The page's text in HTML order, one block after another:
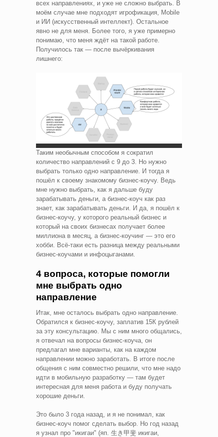
всех направлениях, и уже не сложно выбрать. В
моём случае мне подходят игрофикация, Mobile
и ИИ (искусственный интеллект). Остальное
явно не для меня. Более того, я уже примерно
понимаю, что меня ждёт на такой работе.
Получилось так — после вычёркивания
лишнего:
Таким необычным способом я сократил
количество направлений с 9 до 3. Но нужно
выбрать только одно направление. И тогда я
пошёл к своему знакомому бизнес-коучу. Ведь
мне нужно выбрать, как я дальше буду
зарабатывать деньги, а бизнес-коуч как раз
знает, как зарабатывать деньги. И да, я пошёл к
бизнес-коучу, у которого реальный бизнес и
который на своих бизнесах получает более
миллиона в месяц, а бизнес-коучинг — это его
хобби. Всё-таки есть разница между реальными
бизнес-коучами и инфоцыганами.
4 вопроса, которые помогли
мне выбрать одно
направление
Итак, мне осталось выбрать одно направление.
Обратился к бизнес-коучу, заплатив 15К рублей
за эту консультацию. Мы с ним много общались,
я отвечал на вопросы бизнес-коуча, он
предлагал мне варианты, как на каждом
направлении можно заработать. В итоге после
общения с ним совместно решили, что мне надо
идти в мобильную разработку — там будет
интересная для меня работа и буду получать
хорошие деньги.
Это было 3 года назад, и я не понимал, как
бизнес-коуч помог сделать выбор. Но год назад
я узнал про "икигаи" (яп. 生き甲斐 икигаи,